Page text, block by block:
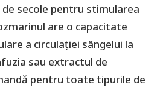
secole pentru stimularea
are o capacitate
a circulației sângelui la
sau extractul de
pentru toate tipurile de